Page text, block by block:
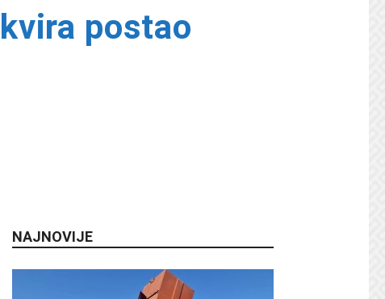
postao
NAJNOVIJE